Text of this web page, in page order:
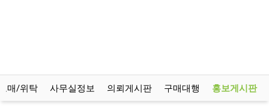
매/위탁 사무실정보 의뢰게시판 구매대행 홍보게시판